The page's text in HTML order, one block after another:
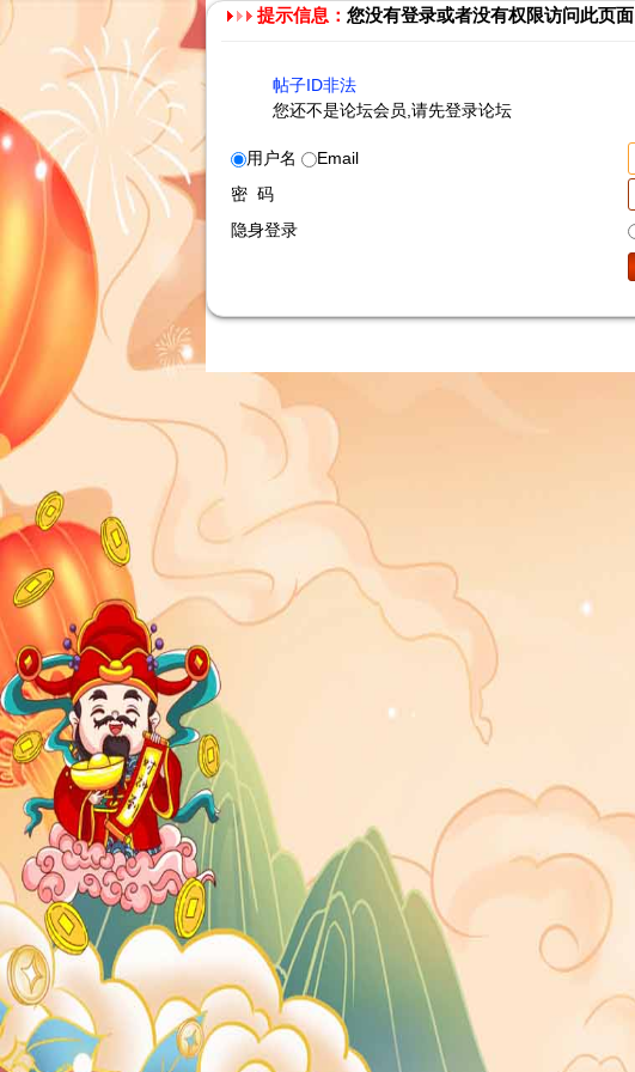
提示信息： 您没有登录或者没有权限访问此页面
帖子ID非法
您还不是论坛会员,请先登录论坛
用户名
Email
密 码
隐身登录